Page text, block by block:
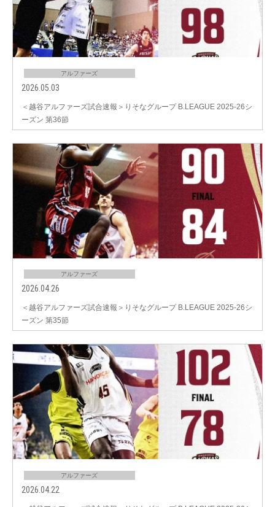
アルファーズ
2026.05.03
＜越谷アルファーズ試合速報＞りそなグループ B.LEAGUE 2025-26シ
ーズン 第36節
アルファーズ
2026.04.26
＜越谷アルファーズ試合速報＞りそなグループ B.LEAGUE 2025-26シ
ーズン 第35節
アルファーズ
2026.04.22